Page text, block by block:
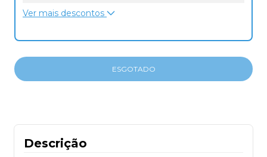
Ver mais descontos
Descrição